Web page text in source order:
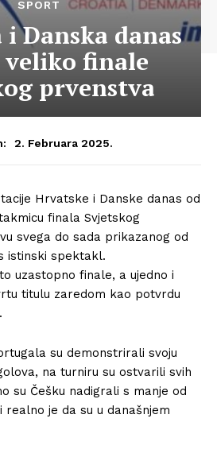
SPORT
Danska danas
finale
prvenstva
2. Februara 2025.
Hrvatske i Danske danas od
finala Svjetskog
svega do sada prikazanog od
istinski spektakl.
uzastopno finale, a ujedno i
titulu zaredom kao potvrdu
su demonstrirali svoju
na turniru su ostvarili svih
su Češku nadigrali s manje od
je da su u današnjem